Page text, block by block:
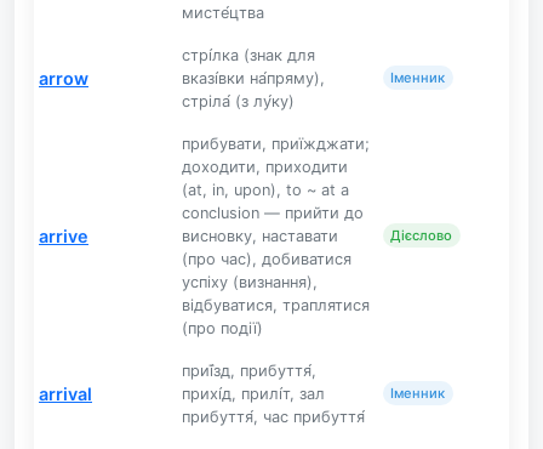
мисте́цтва
arrow
стрі́лка (знак для
вказі́вки на́пряму),
стріла́ (з лу́ку)
Іменник
arrive
прибувати, приїжджати;
доходити, приходити
(at, in, upon), to ~ at a
conclusion — прийти до
висновку, наставати
(про час), добиватися
успіху (визнання),
відбуватися, траплятися
(про події)
Дієслово
arrival
приї́зд, прибуття́,
прихі́д, прилі́т, зал
прибуття́, час прибуття́
Іменник